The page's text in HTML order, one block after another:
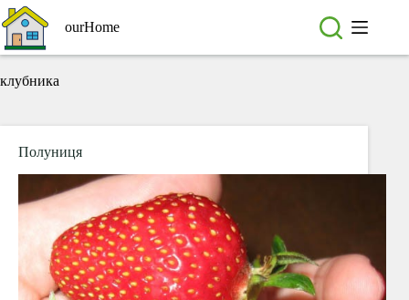
Перейти
до
вмісту
ourHome
клубника
Полуниця